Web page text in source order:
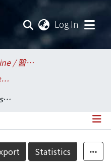
Log In
College of Medicine / 醫學院
School of Medicine / 醫學系
HLA antigens and diffuse toxic goiter in Taiwan
Statistics